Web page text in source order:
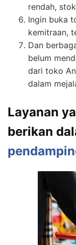
rendah,
Ingin buka
kemitraan,
Dan
belum
dari toko
dalam
Layanan
berikan